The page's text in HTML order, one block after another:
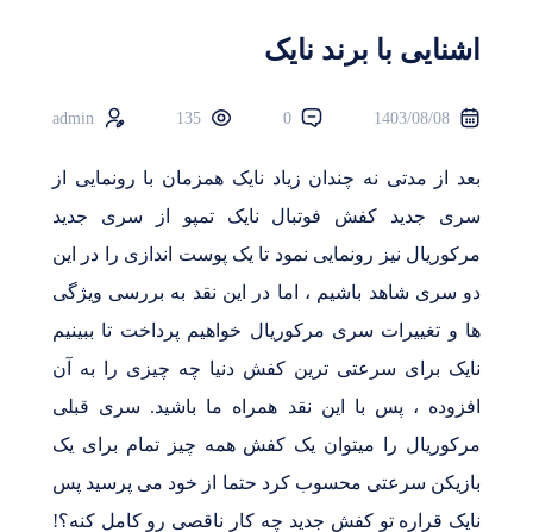
اشنایی با برند نایک
1403/08/08
0
135
بعد از مدتی نه چندان زیاد نایک همزمان با رونمایی از
سری جدید کفش فوتبال نایک تمپو از سری جدید
مرکوریال نیز رونمایی نمود تا یک پوست اندازی را در این
دو سری شاهد باشیم ، اما در این نقد به بررسی ویژگی
ها و تغییرات سری مرکوریال خواهیم پرداخت تا ببینیم
نایک برای سرعتی ترین کفش دنیا چه چیزی را به آن
افزوده ، پس با این نقد همراه ما باشید. سری قبلی
مرکوریال را میتوان یک کفش همه چیز تمام برای یک
بازیکن سرعتی محسوب کرد حتما از خود می پرسید پس
نایک قراره تو کفش جدید چه کار ناقصی رو کامل کنه؟!